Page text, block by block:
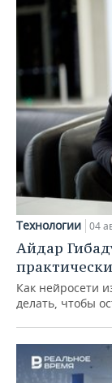
Технологии 04
Айдар
Как нейросети
делать, чтобы